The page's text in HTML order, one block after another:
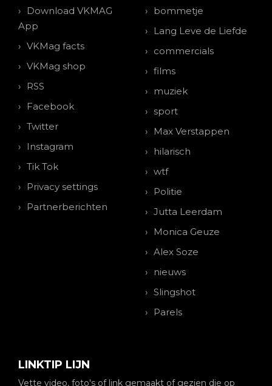
Download VKMAG
App
VKMag facts
VKMag shop
RSS
Facebook
Twitter
Instagram
Tik Tok
Privacy settings
Partnerberichten
bommetje
Lang Leve de Liefde
commercials
films
muziek
sport
Max Verstappen
hilarisch
wtf
Politie
Jutta Leerdam
Monica Geuze
Alex Soze
nieuws
Slingshot
Parels
LINKTIP LIJN
Vette video, foto's of link gemaakt of gezien die op